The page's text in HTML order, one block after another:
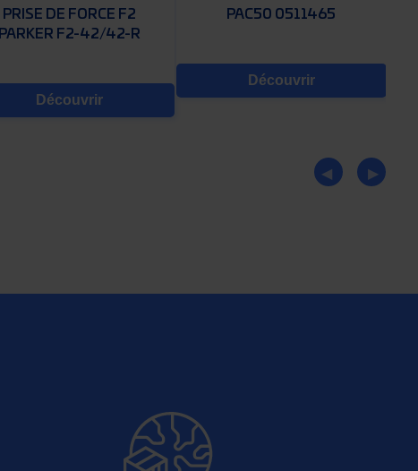
PRISE DE FORCE F2
PARKER F2-42/42-R
Découvrir
PAC50 0511465
Découvrir